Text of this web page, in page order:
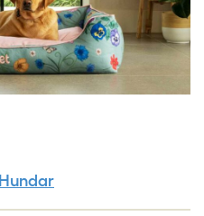
Hundar